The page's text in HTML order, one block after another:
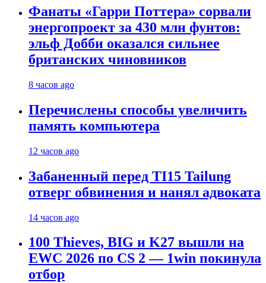
Фанаты «Гарри Поттера» сорвали
энергопроект за 430 млн фунтов:
эльф Добби оказался сильнее
британских чиновников
8 часов ago
Перечислены способы увеличить
память компьютера
12 часов ago
Забаненный перед TI15 Tailung
отверг обвинения и нанял адвоката
14 часов ago
100 Thieves, BIG и K27 вышли на
EWC 2026 по CS 2 — 1win покинула
отбор